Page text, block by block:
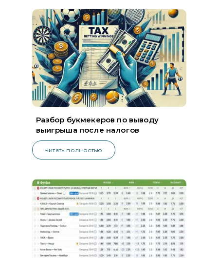
Разбор букмекеров по выводу
выигрыша после налогов
Читать полностью